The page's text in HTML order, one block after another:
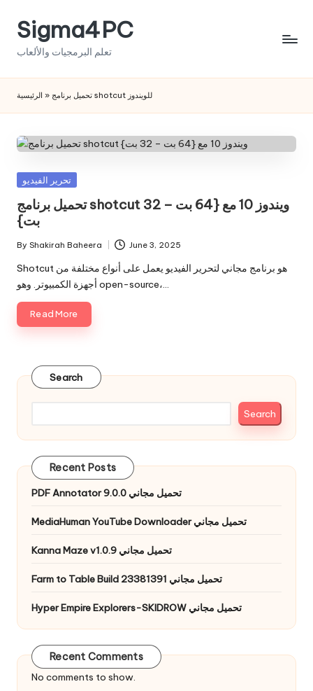
SkipSigma4PC
تعلم البرمجيات والألعاب
الرئيسية » تحميل برنامج shotcut للويندوز
Posted
تحرير الفيديو
تحميل برنامج shotcut ويندوز 10 مع {64 بت – 32
بت}
Posted
by
By Shakirah Baheera June 3, 2025
Shotcut هو برنامج مجاني لتحرير الفيديو يعمل على أنواع مختلفة من
أجهزة الكمبيوتر. وهو open-source،…
Read More
Search
Search
Recent Posts
PDF Annotator 9.0.0 تحميل مجاني
MediaHuman YouTube Downloader تحميل مجاني
Kanna Maze v1.0.9 تحميل مجاني
Farm to Table Build 23381391 تحميل مجاني
Hyper Empire Explorers-SKIDROW تحميل مجاني
Recent Comments
No comments to show.